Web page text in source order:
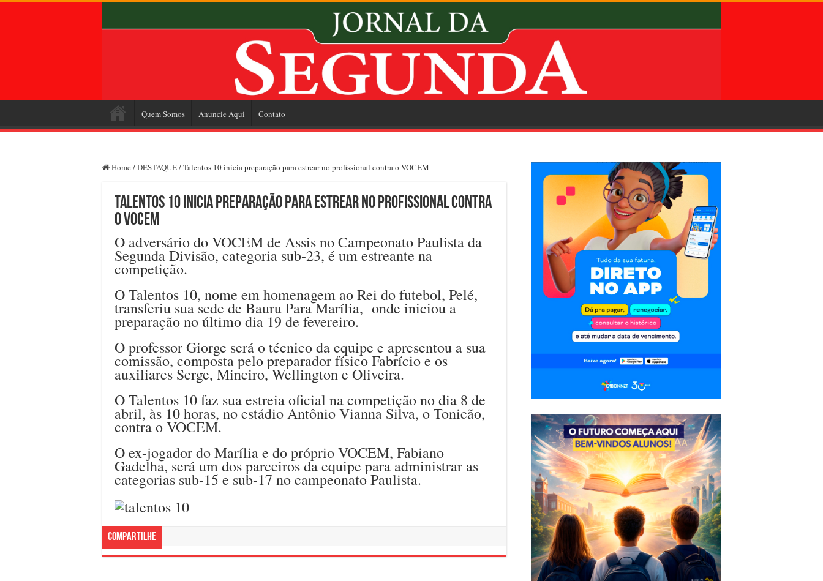
Quem Somos Anuncie Aqui Contato
Home /DESTAQUE/Talentos 10 inicia preparação para estrear no profissional contra o VOCEM
Talentos 10 inicia preparação para estrear no profissional contra
o VOCEM
O adversário do VOCEM de Assis no Campeonato Paulista da
Segunda Divisão, categoria sub-23, é um estreante na
competição.
O Talentos 10, nome em homenagem ao Rei do futebol, Pelé,
transferiu sua sede de Bauru Para Marília, onde iniciou a
preparação no último dia 19 de fevereiro.
O professor Giorge será o técnico da equipe e apresentou a sua
comissão, composta pelo preparador físico Fabrício e os
auxiliares Serge, Mineiro, Wellington e Oliveira.
O Talentos 10 faz sua estreia oficial na competição no dia 8 de
abril, às 10 horas, no estádio Antônio Vianna Silva, o Tonicão,
contra o VOCEM.
O ex-jogador do Marília e do próprio VOCEM, Fabiano
Gadelha, será um dos parceiros da equipe para administrar as
categorias sub-15 e sub-17 no campeonato Paulista.
Compartilhe